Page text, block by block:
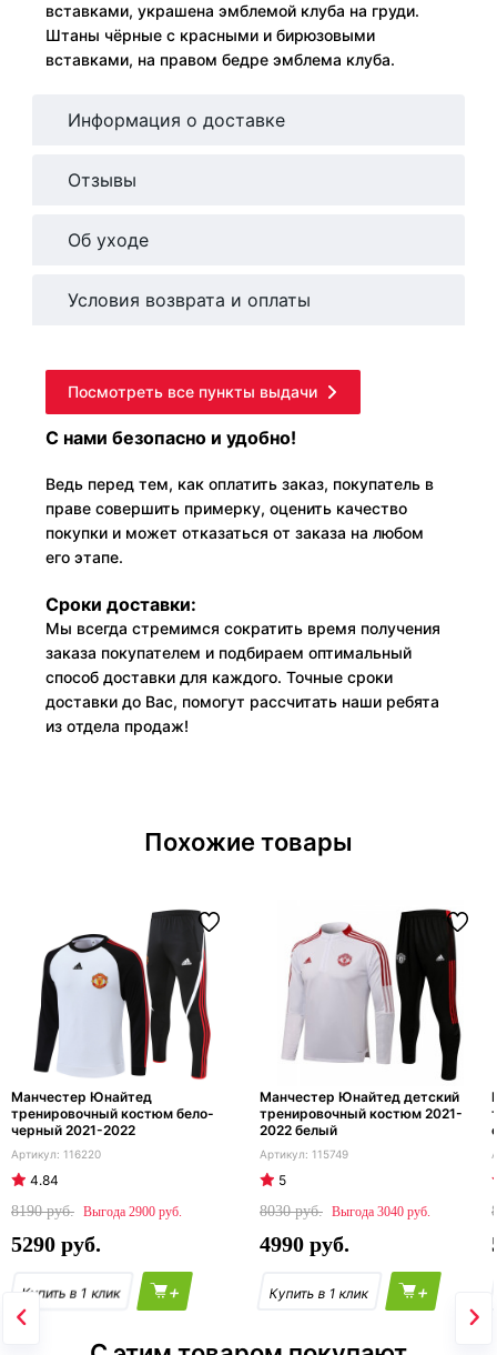
вставками, украшена эмблемой клуба на груди.
Штаны чёрные с красными и бирюзовыми
вставками, на правом бедре эмблема клуба.
Информация о доставке
Отзывы
Об уходе
Условия возврата и оплаты
Посмотреть все пункты выдачи
С нами безопасно и удобно!
Ведь перед тем, как оплатить заказ, покупатель в
праве совершить примерку, оценить качество
покупки и может отказаться от заказа на любом
его этапе.
Сроки доставки:
Мы всегда стремимся сократить время получения
заказа покупателем и подбираем оптимальный
способ доставки для каждого. Точные сроки
доставки до Вас, помогут рассчитать наши ребята
из отдела продаж!
Похожие товары
Манчестер Юнайтед
тренировочный костюм бело-
черный 2021-2022
116220
4.84
8190
2900
5290
+
Манчестер Юнайтед детский
тренировочный костюм 2021-
2022 белый
115749
5
8030
3040
4990
+